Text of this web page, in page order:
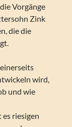
Vorgänge
Zink
die die
wird,
und wie
riesigen